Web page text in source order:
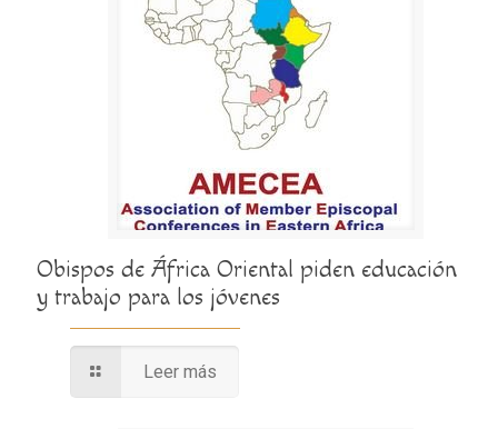
Obispos de África Oriental piden educación
y trabajo para los jóvenes
Leer más